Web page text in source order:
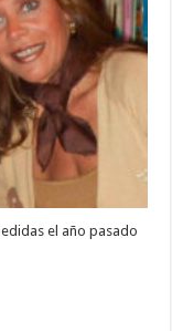
el año pasado